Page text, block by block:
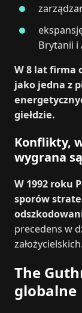
Brytanii i
W 8 lat firma
jako jedna z
giełdzie.
Konflikty,
wygrana
W 1992 roku
sporów
precedens w
założycielskich.
The
globalne